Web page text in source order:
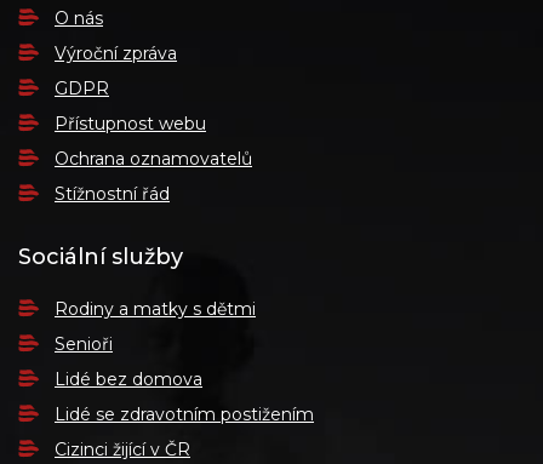
O nás
Výroční zpráva
GDPR
Přístupnost webu
Ochrana oznamovatelů
Stížnostní řád
Sociální služby
Rodiny a matky s dětmi
Senioři
Lidé bez domova
Lidé se zdravotním postižením
Cizinci žijící v ČR